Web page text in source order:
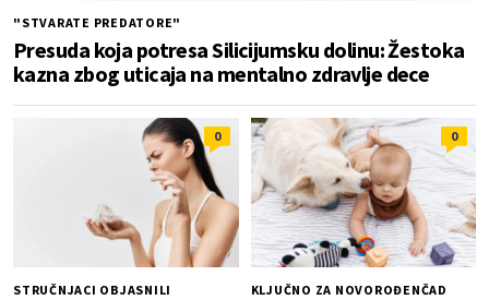
"STVARATE PREDATORE"
Presuda koja potresa Silicijumsku dolinu: Žestoka
kazna zbog uticaja na mentalno zdravlje dece
0
STRUČNJACI OBJASNILI
0
KLJUČNO ZA NOVOROĐENČAD